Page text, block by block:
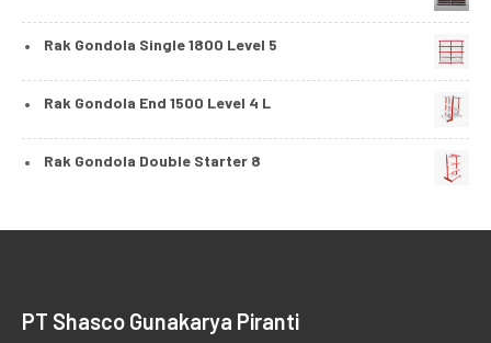
Rak Gondola Single 1800 Level 5
Rak Gondola End 1500 Level 4 L
Rak Gondola Double Starter 8
PT Shasco Gunakarya Piranti